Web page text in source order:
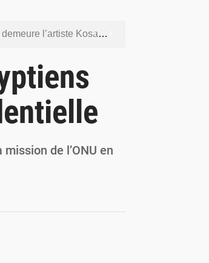
ses contenus jugés contraires aux bonnes mœurs
le socle de la souveraineté nationale
renforcer la sécurité aérienne
de l’ONU en